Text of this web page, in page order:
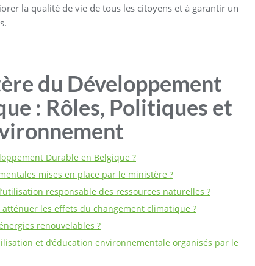
la qualité de vie de tous les citoyens et à garantir un
du Développement
: Rôles, Politiques et
Durable en Belgique ?
mises en place par le ministère ?
responsable des ressources naturelles ?
les effets du changement climatique ?
renouvelables ?
et d’éducation environnementale organisés par le